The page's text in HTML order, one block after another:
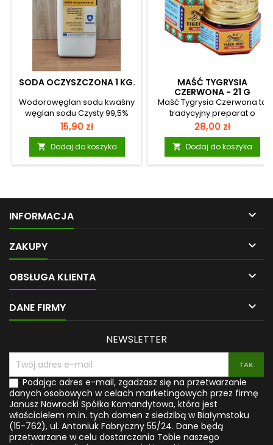
SODA OCZYSZCZONA 1 KG.
Wodorowęglan sodu kwaśny
węglan sodu Czysty 99,5%
Synonimy: soda
oczyszczona, kwaśny węglan
soduCzystość: Czysty
99,5%Wzór chemiczny:
NaHCO3 • w produkcji kul
wodorowęglanu sodu)•
roztwór 1% – 4% w tonikach,
maskach do skóry
łojotokowej• regulacja pH
produktów kosmetycznych•
zapachów• jako proszek do
szorowania i czyszczenia•
czajnika• jako odświeżacz
do...
Cena
15,90 zł
 Dodaj do koszyka
MAŚĆ TYGRYSIA
CZERWONA - 21 G
Maść Tygrysia Czerwona to
tradycyjny preparat o
intensywnym, orzeźwiającym
zapachu, który od lat jest
ceniony jako wsparcie przy
codziennym dyskomforcie i
napięciu. To produkt chętnie
maści do masażu oraz
preparatu pomocnego przy
mięśniowego. Według opisu
Chińskiej stosowanie maści
pomaga regulować
organizmie, usuwać Wilgoć,
rozpraszać...
Cena
28,00 zł
 Dodaj do koszyka
INFORMACJA 
ZAKUPY 
OBSŁUGA KLIENTA 
DANE FIRMY 
NEWSLETTER
Podając adres e-mail, zgadzasz się na przetwarzanie
danych osobowych w celach marketingowych przez firmę
Janusz Nawrocki Spółka Komandytowa, która jest
właścicielem m.in. tych domen z siedzibą w Białymstoku
(15-762), ul. Antoniuk Fabryczny 55/24. Dane będą
przetwarzane w celu dostarczania Tobie naszego